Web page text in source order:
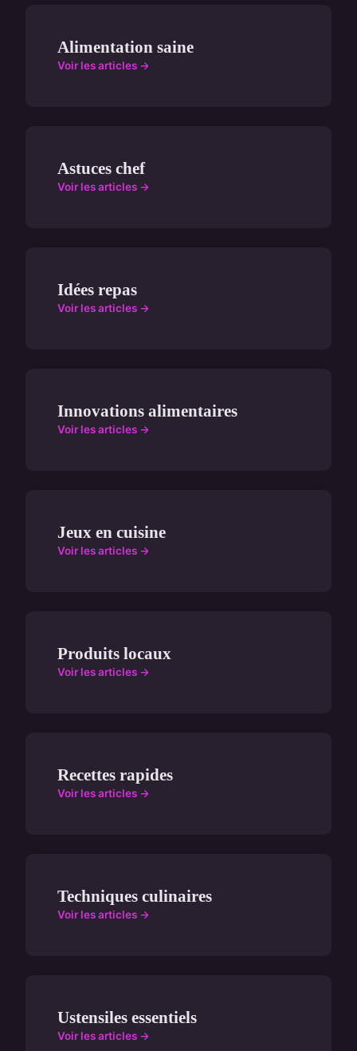
Alimentation saine
Voir les articles →
Astuces chef
Voir les articles →
Idées repas
Voir les articles →
Innovations alimentaires
Voir les articles →
Jeux en cuisine
Voir les articles →
Produits locaux
Voir les articles →
Recettes rapides
Voir les articles →
Techniques culinaires
Voir les articles →
Ustensiles essentiels
Voir les articles →